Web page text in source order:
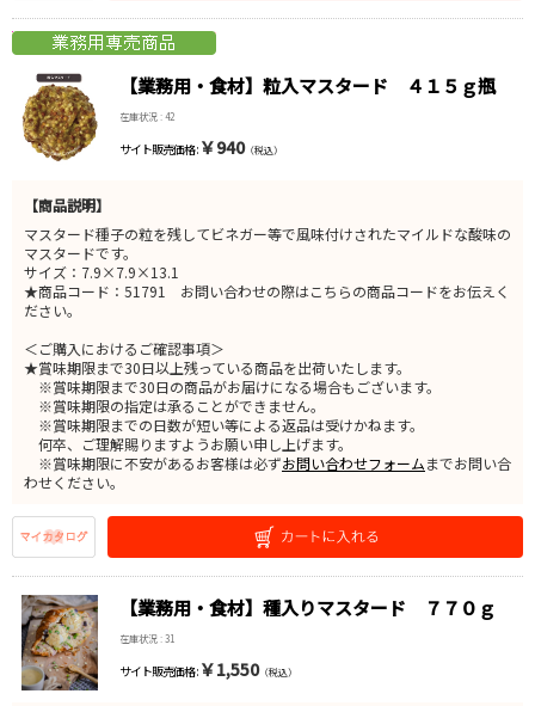
【業務用・食材】粒入マスタード ４１５ｇ瓶
在庫状況 : 42
サイト販売価格 : ￥940（税込）
【商品説明】
マスタード種子の粒を残してビネガー等で風味付けされたマイルドな酸味の
マスタードです。
サイズ：7.9×7.9×13.1
★商品コード：51791 お問い合わせの際はこちらの商品コードをお伝えく
ださい。
＜ご購入におけるご確認事項＞
★賞味期限まで30日以上残っている商品を出荷いたします。
※賞味期限まで30日の商品がお届けになる場合もございます。
※賞味期限の指定は承ることができません。
※賞味期限までの日数が短い等による返品は受けかねます。
何卒、ご理解賜りますようお願い申し上げます。
※賞味期限に不安があるお客様は必ずお問い合わせフォームまでお問い合
わせください。
【業務用・食材】種入りマスタード ７７０ｇ
在庫状況 : 31
サイト販売価格 : ￥1,550（税込）